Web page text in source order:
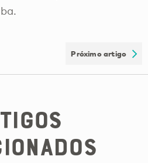
Próximo artigo